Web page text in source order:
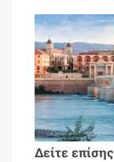
Δείτε επίσης